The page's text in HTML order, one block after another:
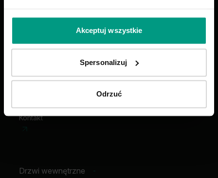
Akceptuj wszystkie
Spersonalizuj
Odrzuć
Monterzy
Kontakt
Drzwi wewnętrzne -